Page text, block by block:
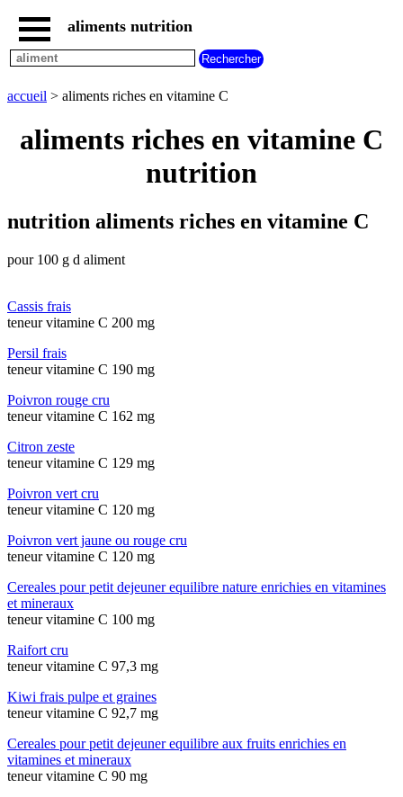
accueil
tous
aliments
aliments
aliments
par
aliments
A B C
O
P Q R S T
U
V
W X Y Z
aliments nutrition
accueil > aliments riches en vitamine C
aliments riches en vitamine C
nutrition
nutrition aliments riches en vitamine C
pour 100 g d aliment
Cassis frais
teneur vitamine C 200 mg
Persil frais
teneur vitamine C 190 mg
Poivron rouge cru
teneur vitamine C 162 mg
Citron zeste
teneur vitamine C 129 mg
Poivron vert cru
teneur vitamine C 120 mg
Poivron vert jaune ou rouge cru
teneur vitamine C 120 mg
Cereales pour petit dejeuner equilibre nature enrichies en vitamines
et mineraux
teneur vitamine C 100 mg
Raifort cru
teneur vitamine C 97,3 mg
Kiwi frais pulpe et graines
teneur vitamine C 92,7 mg
Cereales pour petit dejeuner equilibre aux fruits enrichies en
vitamines et mineraux
teneur vitamine C 90 mg